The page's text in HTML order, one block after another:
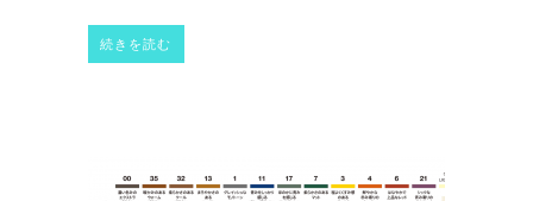
続きを読む